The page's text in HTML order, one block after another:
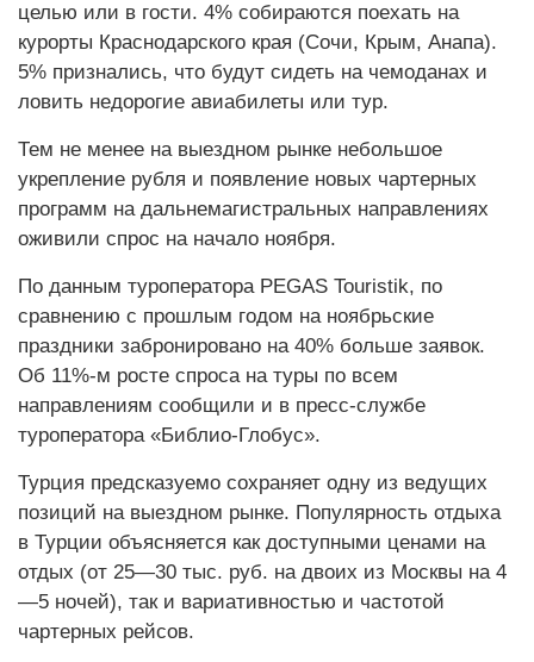
целью или в гости. 4% собираются поехать на
курорты Краснодарского края (Сочи, Крым, Анапа).
5% признались, что будут сидеть на чемоданах и
ловить недорогие авиабилеты или тур.
Тем не менее на выездном рынке небольшое
укрепление рубля и появление новых чартерных
программ на дальнемагистральных направлениях
оживили спрос на начало ноября.
По данным туроператора PEGAS Touristik, по
сравнению с прошлым годом на ноябрьские
праздники забронировано на 40% больше заявок.
Об 11%-м росте спроса на туры по всем
направлениям сообщили и в пресс-службе
туроператора «Библио-Глобус».
Турция предсказуемо сохраняет одну из ведущих
позиций на выездном рынке. Популярность отдыха
в Турции объясняется как доступными ценами на
отдых (от 25—30 тыс. руб. на двоих из Москвы на 4
—5 ночей), так и вариативностью и частотой
чартерных рейсов.